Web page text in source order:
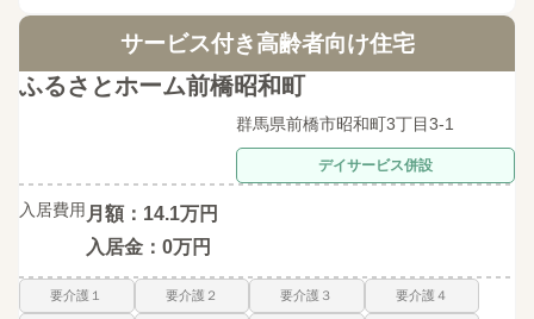
サービス付き高齢者向け住宅
ふるさとホーム前橋昭和町
群馬県前橋市昭和町3丁目3-1
デイサービス併設
入居費用 月額：14.1万円
入居金：0万円
要介護１ 要介護２ 要介護３ 要介護４